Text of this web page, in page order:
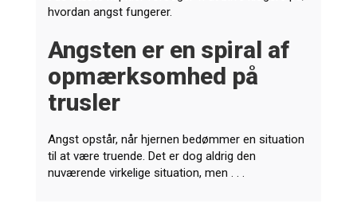
hvordan angst fungerer.
Angsten er en spiral af
opmærksomhed på
trusler
Angst opstår, når hjernen bedømmer en situation
til at være truende. Det er dog aldrig den
nuværende virkelige situation, men . . .